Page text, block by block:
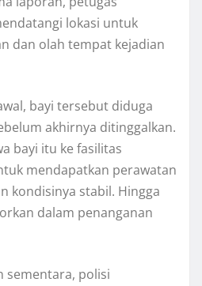
lokasi untuk
dan olah tempat kejadian
bayi tersebut diduga
akhirnya ditinggalkan.
bayi itu ke fasilitas
mendapatkan perawatan
kondisinya stabil. Hingga
dalam penanganan
sementara, polisi